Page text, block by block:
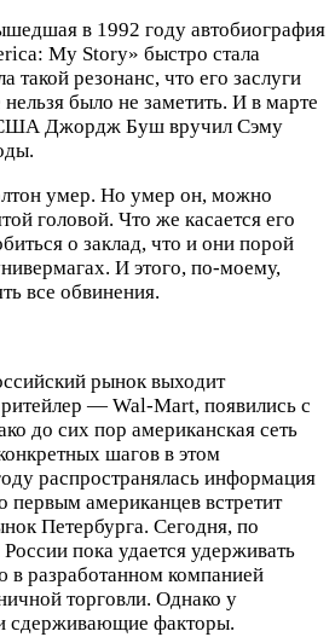
в 1992 году автобиография
My Story» быстро стала
такой резонанс, что его заслуги
было не заметить. И в марте
США Джордж Буш вручил Сэму
умер. Но умер он, можно
головой. Что же касается его
о заклад, что и они порой
И этого, по-моему,
все обвинения.
рынок выходит
— Wal-Mart, появились с
до сих пор американская сеть
шагов в этом
распространялась информация
первым американцев встретит
Петербурга. Сегодня, по
пока удается удерживать
разработанном компанией
торговли. Однако у
сдерживающие факторы.